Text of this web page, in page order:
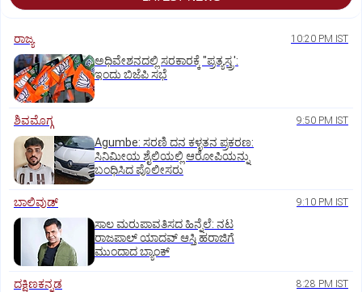
ರಾಜ್ಯ 10:20 PM IST
ಅಧಿವೇಶನದಲ್ಲಿ ಸರಕಾರಕ್ಕೆ "ಪ್ರತ್ಯಸ್ತ್ರ':
ಇಂದು ಬಿಜೆಪಿ ಸಭೆ
ಶಿವಮೊಗ್ಗ 9:50 PM IST
Agumbe: ಸರಣಿ ದನ ಕಳ್ಳತನ ಪ್ರಕರಣ:
ಸಿನಿಮೀಯ ಶೈಲಿಯಲ್ಲಿ ಆರೋಪಿಯನ್ನು
ಬಂಧಿಸಿದ ಪೊಲೀಸರು
ಬಾಲಿವುಡ್‌ 9:10 PM IST
ಸಾಲ ಮರುಪಾವತಿಸದ ಹಿನ್ನೆಲೆ: ನಟ
ರಾಜಪಾಲ್ ಯಾದವ್‌ ಆಸ್ತಿ ಹರಾಜಿಗೆ
ಮುಂದಾದ ಬ್ಯಾಂಕ್
ದಕ್ಷಿಣಕನ್ನಡ 8:28 PM IST